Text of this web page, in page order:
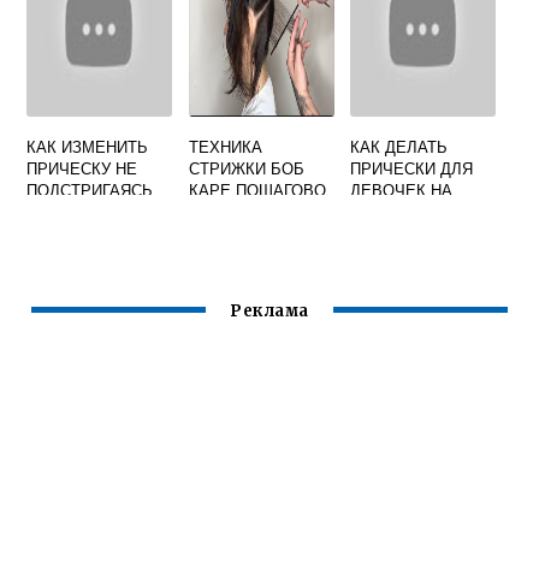
КАК ИЗМЕНИТЬ
ПРИЧЕСКУ НЕ
ПОДСТРИГАЯСЬ
ТЕХНИКА
СТРИЖКИ БОБ
КАРЕ ПОШАГОВО
КАК ДЕЛАТЬ
ПРИЧЕСКИ ДЛЯ
ДЕВОЧЕК НА
Реклама